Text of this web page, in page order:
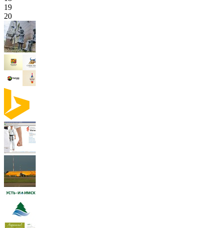
19
20